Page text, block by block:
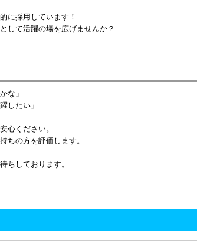
に採用しています！
して活躍の場を広げませんか？
な」
したい」
心ください。
ちの方を評価します。
ちしております。